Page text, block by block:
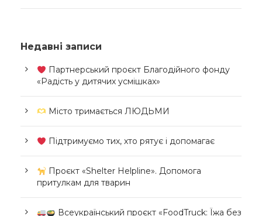
Недавні записи
Партнерський проєкт Благодійного фонду
«Радість у дитячих усмішках»
Місто тримається ЛЮДЬМИ
Підтримуємо тих, хто рятує і допомагає
Проєкт «Shelter Helpline». Допомога
притулкам для тварин
Всеукраїнський проєкт «FoodTruck: Їжа без